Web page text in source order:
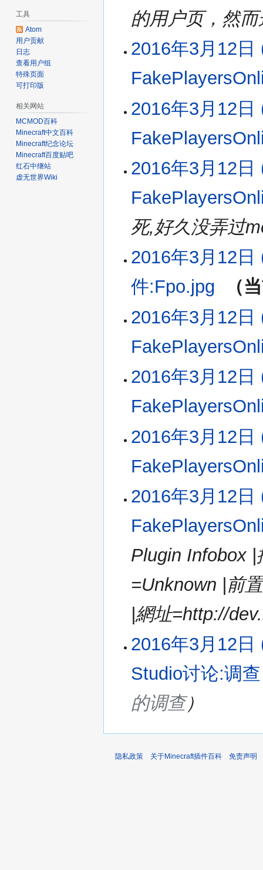
的用户页，然
2016年3月12日
2016年3月12日
2016年3月12日
死,好久没弄过
2016年3月12日
件:Fpo.jpg
编
摘
2016年3月12日
编
摘
2016年3月12日
2016年3月12日
2016年3月12日
Plugin Infobox
=Unknown |前
|網址=http://
2016年3月12日
Studio讨论:调查
的调查
工具
Atom
用户贡献
日志
查看用户组
特殊页面
可打印版
相关网站
MCMOD百科
Minecraft中文百科
Minecraft纪念论坛
Minecraft百度贴吧
红石中继站
虚无世界Wiki
隐私政策 关于Minecraft插件百科 免责声明